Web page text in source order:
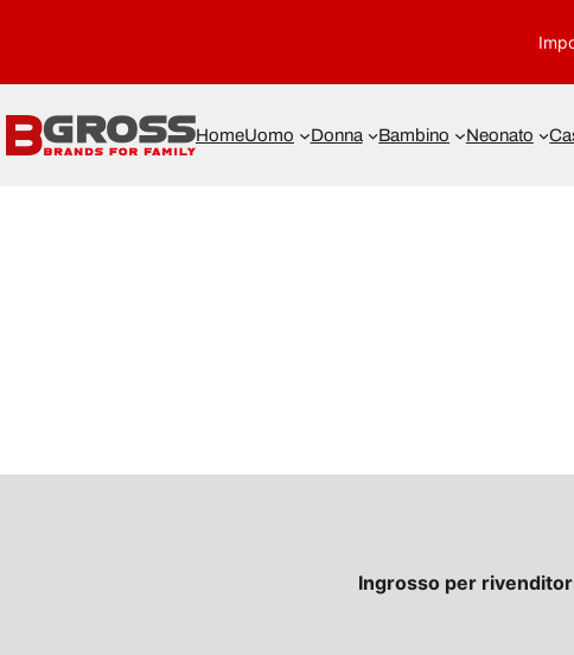
HomeUomo Donna Bambino Neonato
Ingrosso per